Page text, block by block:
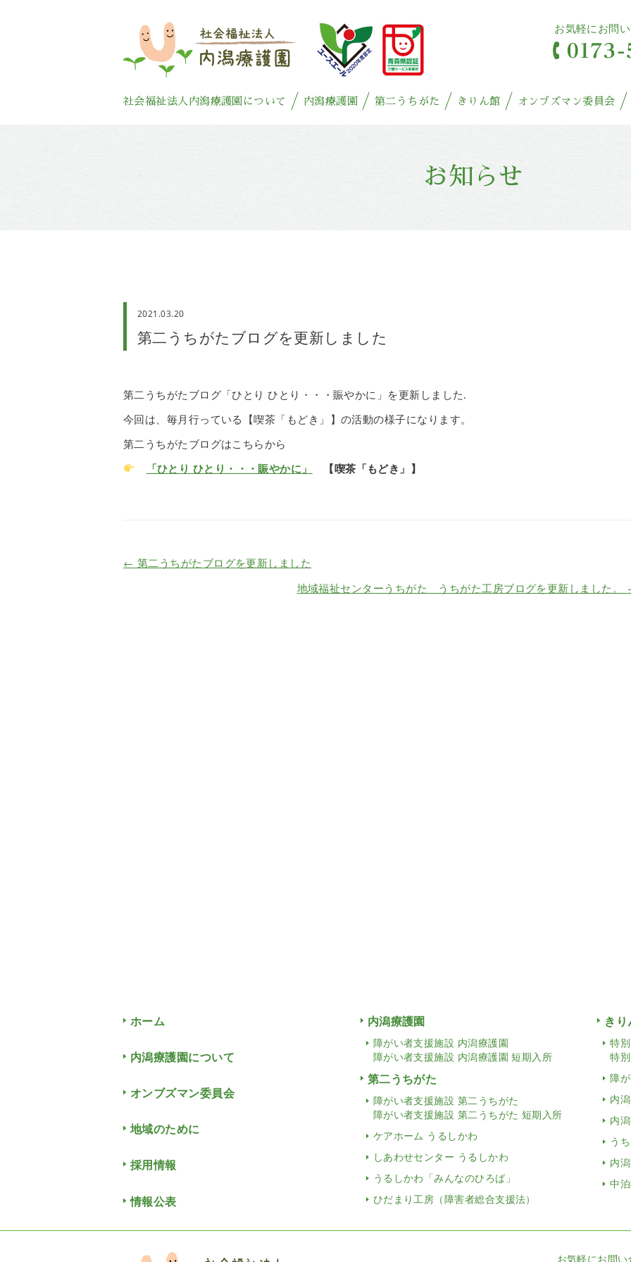
お気軽にお問
社会福祉法人内潟療護園について 内潟療護園 第二うちがた きりん館 オンブズマン委員会
お知らせ
2021.03.20
第二うちがたブログを更新しました
第二うちがたブログ「ひとり ひとり・・・賑やかに」を更新しました.
今回は、毎月行っている【喫茶「もどき」】の活動の様子になります。
第二うちがたブログはこちらから
「ひとり ひとり・・・賑やかに」
【喫茶「もどき」】
← 第二うちがたブログを更新しました
地域福祉センターうちがた うちがた工房ブログを更新しました。
ホーム
内潟療護園について
オンブズマン委員会
地域のために
採用情報
情報公表
内潟療護園
障がい者支援施設 内潟療護園
障がい者支援施設 内潟療護園 短期入所
第二うちがた
障がい者支援施設 第二うちがた
障がい者支援施設 第二うちがた 短期入所
ケアホーム うるしかわ
しあわせセンター うるしかわ
うるしかわ「みんなのひろば」
ひだまり工房（障害者総合支援法）
き
特
特
障
内
内
う
内
中
お気軽にお問